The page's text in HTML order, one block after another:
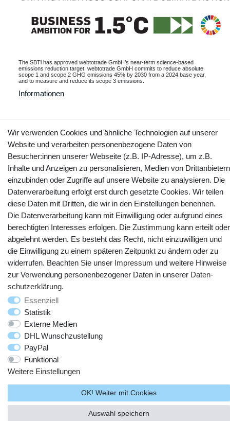
The SBTi has approved webtotrade GmbH’s near-term science-based
emissions reduction target: webtotrade GmbH commits to reduce absolute
scope 1 and scope 2 GHG emissions 45% by 2030 from a 2024 base year,
and to measure and reduce its scope 3 emissions.
Informationen
Vertrag widerrufen Kontakt
YouTube Facebook Instagram
© Copyright 2025 webtotrade GmbH. Alle Rechte vorbehalten.
Wir verwenden Cookies und ähnliche Technologien auf unserer
Website und verarbeiten personenbezogene Daten von
Besucher:innen unserer Webseite (z.B. IP-Adresse), um z.B.
Inhalte und Anzeigen zu personalisieren, Medien von Drittanbietern
einzubinden oder Zugriffe auf unsere Website zu analysieren. Die
Datenverarbeitung erfolgt erst durch gesetzte Cookies. Wir teilen
diese Daten mit Dritten, die wir in den Einstellungen benennen.
Die Datenverarbeitung kann mit Einwilligung oder aufgrund eines
berechtigten Interesses erfolgen. Die Zustimmung kann erteilt oder
abgelehnt werden. Es besteht das Recht, nicht einzuwilligen und
die Einwilligung zu einem späteren Zeitpunkt zu ändern oder zu
widerrufen. Beachten Sie unser Impressum und weitere Hinweise
zur Verwendung personenbezogener Daten in unserer Daten­
schutz­erklärung.
Essenziell
Statistik
Externe Medien
DHL Wunschzustellung
PayPal
Funktional
Weitere Einstellungen
OK! Weiter mit Cookies
Auswahl speichern